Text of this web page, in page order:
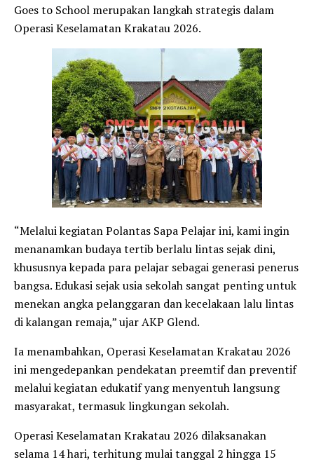
Goes to School merupakan langkah strategis dalam
Operasi Keselamatan Krakatau 2026.
“Melalui kegiatan Polantas Sapa Pelajar ini, kami ingin
menanamkan budaya tertib berlalu lintas sejak dini,
khususnya kepada para pelajar sebagai generasi penerus
bangsa. Edukasi sejak usia sekolah sangat penting untuk
menekan angka pelanggaran dan kecelakaan lalu lintas
di kalangan remaja,” ujar AKP Glend.
Ia menambahkan, Operasi Keselamatan Krakatau 2026
ini mengedepankan pendekatan preemtif dan preventif
melalui kegiatan edukatif yang menyentuh langsung
masyarakat, termasuk lingkungan sekolah.
Operasi Keselamatan Krakatau 2026 dilaksanakan
selama 14 hari, terhitung mulai tanggal 2 hingga 15